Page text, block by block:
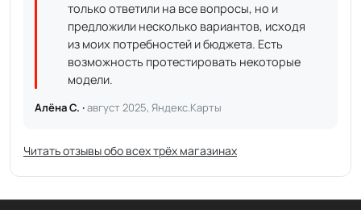
только ответили на все вопросы, но и
предложили несколько вариантов, исходя
из моих потребностей и бюджета. Есть
возможность протестировать некоторые
модели.
Алёна С. ·август 2025, Яндекс.Карты
Читать отзывы обо всех трёх магазинах